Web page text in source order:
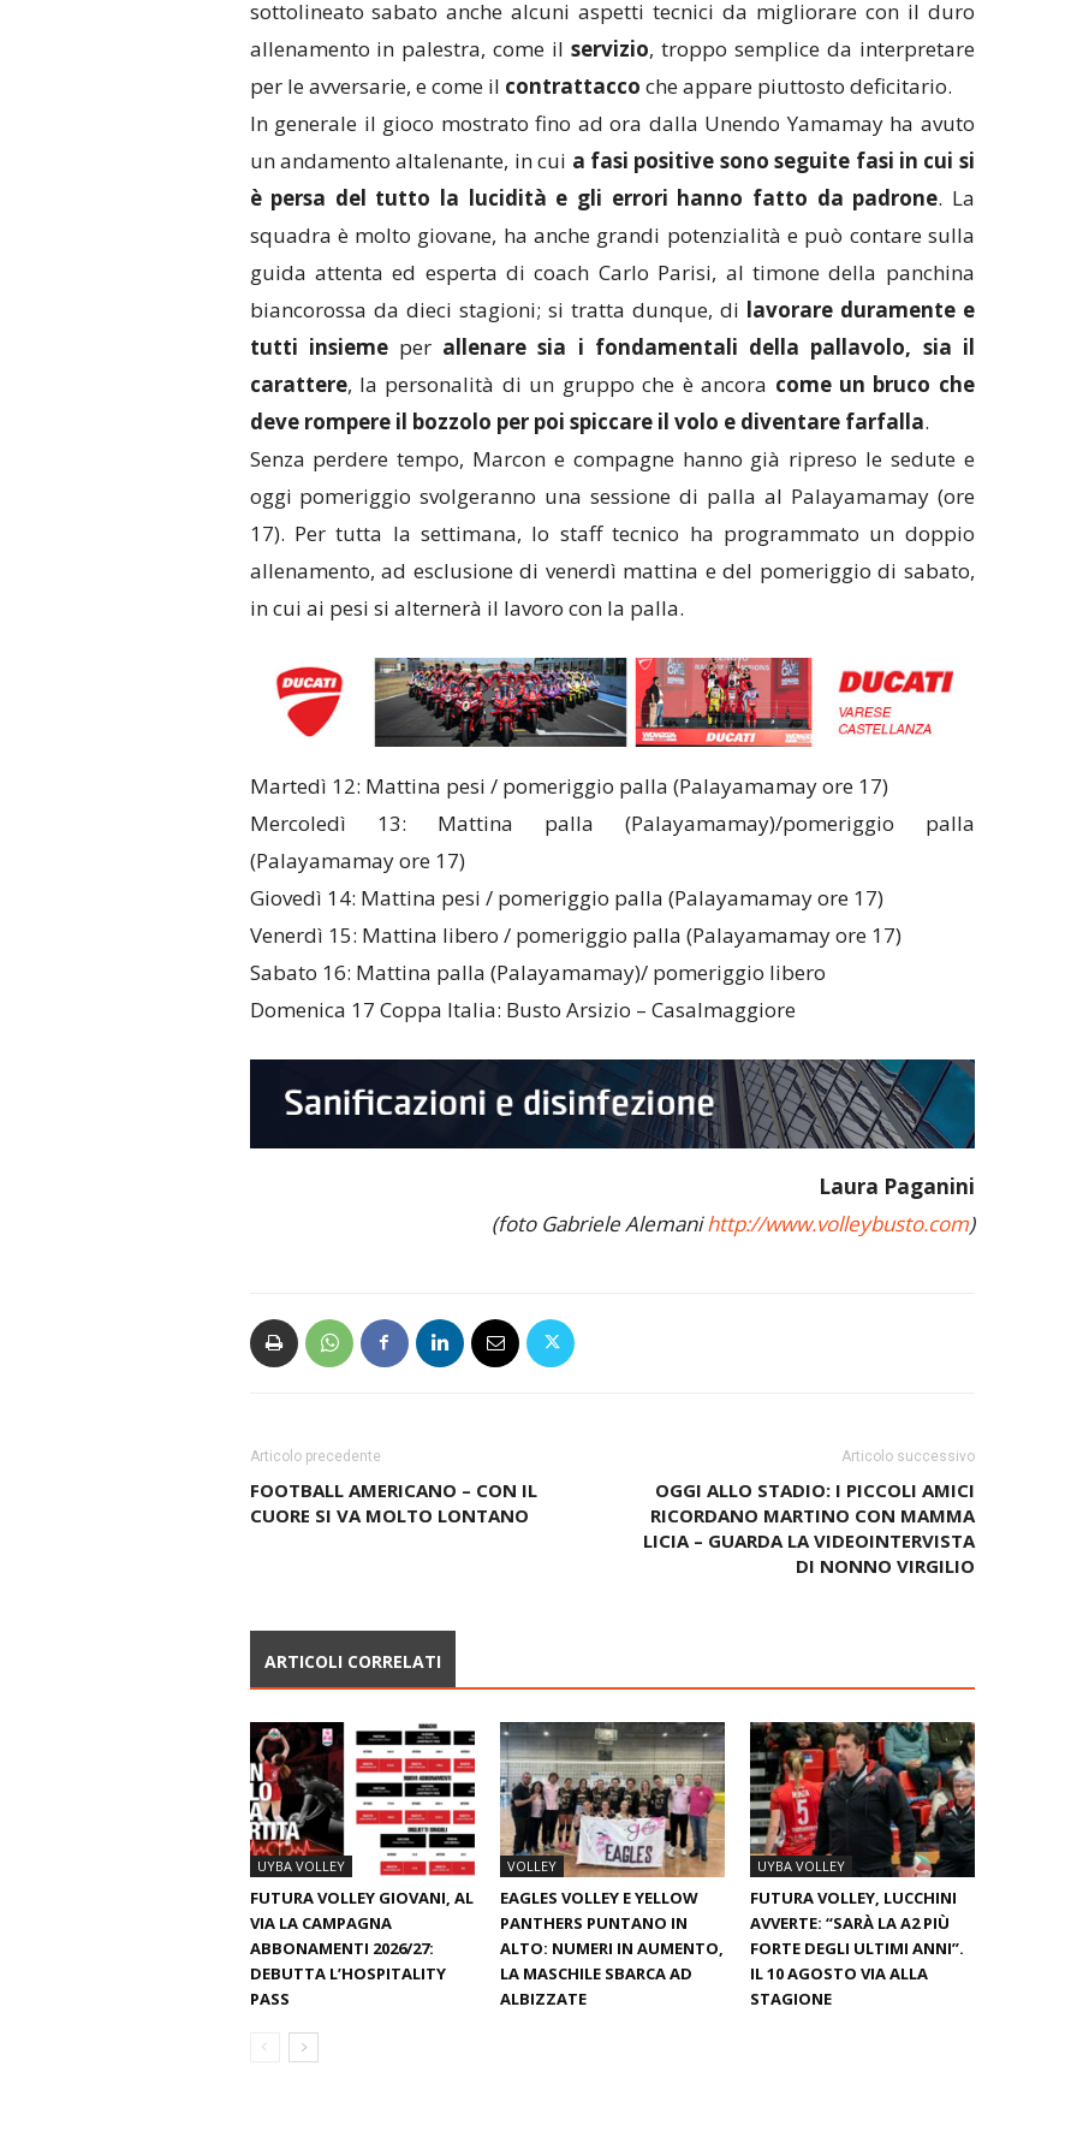
sottolineato sabato anche alcuni aspetti tecnici da migliorare con il duro
allenamento in palestra, come ilservizio, troppo semplice da interpretare
per le avversarie, e come il contrattacco che appare piuttosto deficitario.
In generale il gioco mostrato fino ad ora dalla Unendo Yamamay ha avuto
un andamento altalenante, in cui a fasi positive sono seguite fasi in cui si
è persa del tutto la lucidità e gli errori hanno fatto da padrone. La
squadra è molto giovane, ha anche grandi potenzialità e può contare sulla
guida attenta ed esperta di coach Carlo Parisi, al timone della panchina
biancorossa da dieci stagioni; si tratta dunque, di lavorare duramente e
tutti insiemeper allenare sia i fondamentali della pallavolo, sia il
carattere, la personalità di un gruppo che è ancora come un bruco che
deve rompere il bozzolo per poi spiccare il volo e diventare farfalla.
Senza perdere tempo, Marcon e compagne hanno già ripreso le sedute e
oggi pomeriggio svolgeranno una sessione di palla al Palayamamay (ore
17). Per tutta la settimana, lo staff tecnico ha programmato un doppio
allenamento, ad esclusione di venerdì mattina e del pomeriggio di sabato,
in cui ai pesi si alternerà il lavoro con la palla.
Martedì 12: Mattina pesi / pomeriggio palla (Palayamamay ore 17)
Mercoledì 13: Mattina palla (Palayamamay)/pomeriggio palla
(Palayamamay ore 17)
Giovedì 14: Mattina pesi / pomeriggio palla (Palayamamay ore 17)
Venerdì 15: Mattina libero / pomeriggio palla (Palayamamay ore 17)
Sabato 16: Mattina palla (Palayamamay)/ pomeriggio libero
Domenica 17 Coppa Italia: Busto Arsizio – Casalmaggiore
Laura Paganini
(foto Gabriele Alemanihttp://www.volleybusto.com)
Articolo precedente
FOOTBALL AMERICANO – CON IL
CUORE SI VA MOLTO LONTANO
Articolo successivo
OGGI ALLO STADIO: I PICCOLI AMICI
RICORDANO MARTINO CON MAMMA
LICIA – GUARDA LA VIDEOINTERVISTA
DI NONNO VIRGILIO
ARTICOLI CORRELATI
UYBA VOLLEY
FUTURA VOLLEY GIOVANI, AL
VIA LA CAMPAGNA
ABBONAMENTI 2026/27:
DEBUTTA L’HOSPITALITY
PASS
VOLLEY
EAGLES VOLLEY E YELLOW
PANTHERS PUNTANO IN
ALTO: NUMERI IN AUMENTO,
LA MASCHILE SBARCA AD
ALBIZZATE
UYBA VOLLEY
FUTURA VOLLEY, LUCCHINI
AVVERTE: “SARÀ LA A2 PIÙ
FORTE DEGLI ULTIMI ANNI”.
IL 10 AGOSTO VIA ALLA
STAGIONE